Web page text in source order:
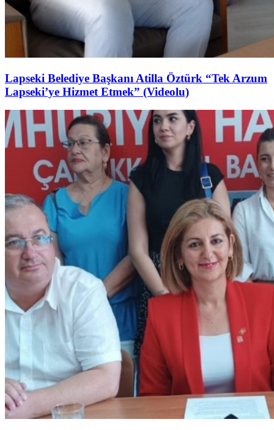
Lapseki Belediye Başkanı Atilla Öztürk “Tek Arzum
Lapseki’ye Hizmet Etmek” (Videolu)